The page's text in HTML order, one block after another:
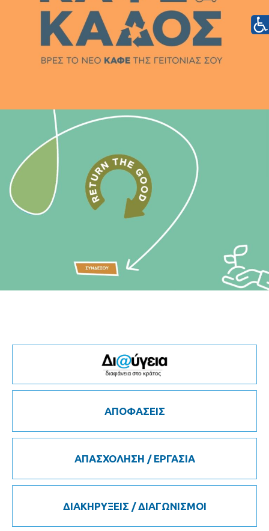
ΑΠΟΦΑΣΕΙΣ
ΑΠΑΣΧΟΛΗΣΗ / ΕΡΓΑΣΙΑ
ΔΙΑΚΗΡΥΞΕΙΣ / ΔΙΑΓΩΝΙΣΜΟΙ